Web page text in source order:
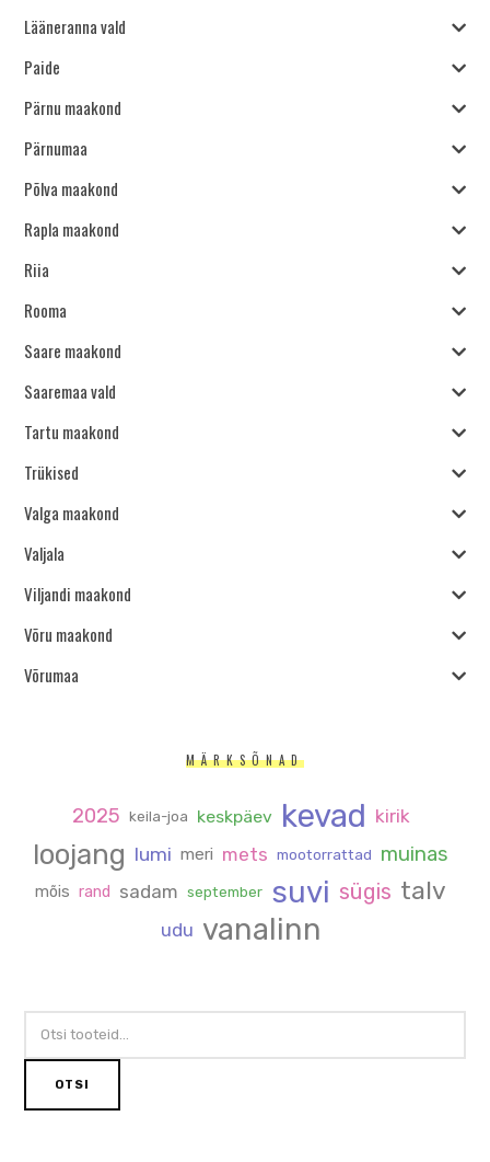
Lääneranna vald
Paide
Pärnu maakond
Pärnumaa
Põlva maakond
Rapla maakond
Riia
Rooma
Saare maakond
Saaremaa vald
Tartu maakond
Trükised
Valga maakond
Valjala
Viljandi maakond
Võru maakond
Võrumaa
MÄRKSÕNAD
2025 keila-joa keskpäev kevad kirik
loojang lumi meri mets mootorrattad muinas
mõis rand sadam september suvi sügis talv
udu vanalinn
OTSI